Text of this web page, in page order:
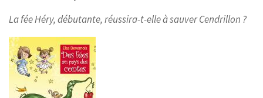
La fée Héry, débutante, réussira-t-elle à sauver Cendrillon ?